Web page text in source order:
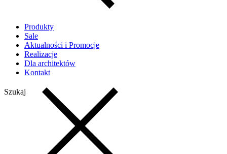
Produkty
Sale
Aktualności i Promocje
Realizacje
Dla architektów
Kontakt
Szukaj